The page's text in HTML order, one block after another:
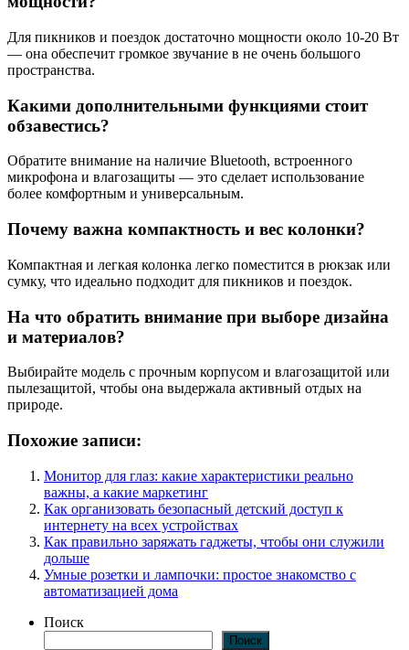
Для пикников и поездок достаточно мощности около 10-20 Вт
— она обеспечит громкое звучание в не очень большого
пространства.
Какими дополнительными функциями стоит
обзавестись?
Обратите внимание на наличие Bluetooth, встроенного
микрофона и влагозащиты — это сделает использование
более комфортным и универсальным.
Почему важна компактность и вес колонки?
Компактная и легкая колонка легко поместится в рюкзак или
сумку, что идеально подходит для пикников и поездок.
На что обратить внимание при выборе дизайна
и материалов?
Выбирайте модель с прочным корпусом и влагозащитой или
пылезащитой, чтобы она выдержала активный отдых на
природе.
Похожие записи:
Монитор для глаз: какие характеристики реально
важны, а какие маркетинг
Как организовать безопасный детский доступ к
интернету на всех устройствах
Как правильно заряжать гаджеты, чтобы они служили
дольше
Умные розетки и лампочки: простое знакомство с
автоматизацией дома
Поиск
Поиск